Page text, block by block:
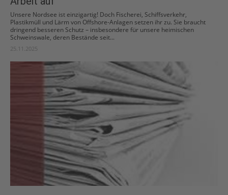
Unsere Nordsee ist einzigartig! Doch Fischerei, Schiffsverkehr,
Plastikmüll und Lärm von Offshore-Anlagen setzen ihr zu. Sie braucht
dringend besseren Schutz – insbesondere für unsere heimischen
Schweinswale, deren Bestände seit...
25.11.2025